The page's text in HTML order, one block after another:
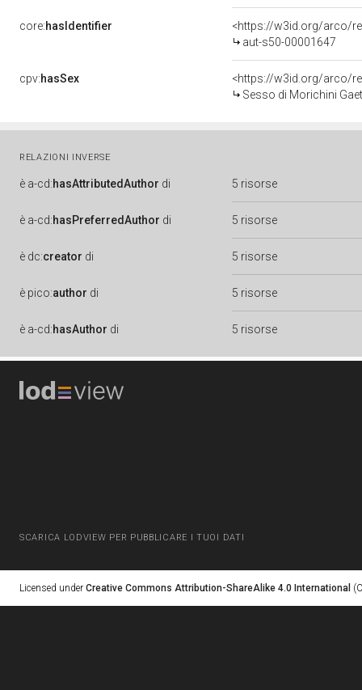
core:hasIdentifier
<https://w3id.org/arco/
aut-s50-00001647
cpv:hasSex
<https://w3id.org/arco/
Sesso di Morichini
RELAZIONI INVERSE
è a-cd:hasAttributedAuthor di 5 risorse
è a-cd:hasPreferredAuthor di 5 risorse
è dc:creator di 5 risorse
è pico:author di 5 risorse
è a-cd:hasAuthor di 5 risorse
SCARICA LODVIEW PER PUBBLICARE I TUOI DATI
Licensed under Creative Commons Attribution-ShareAlike 4.0 International